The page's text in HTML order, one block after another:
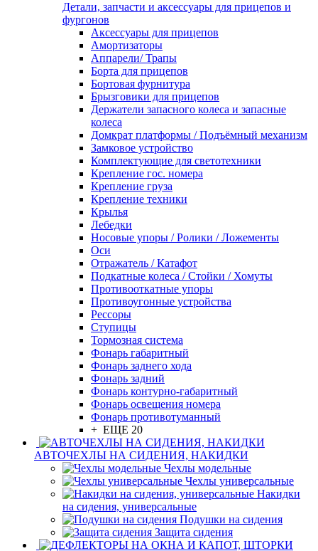
Детали, запчасти и аксессуары для прицепов и
фургонов
Аксессуары для прицепов
Амортизаторы
Аппарели/ Трапы
Борта для прицепов
Бортовая фурнитура
Брызговики для прицепов
Держатели запасного колеса и запасные
колеса
Домкрат платформы / Подъёмный механизм
Замковое устройство
Комплектующие для светотехники
Крепление гос. номера
Крепление груза
Крепление техники
Крылья
Лебедки
Носовые упоры / Ролики / Ложементы
Оси
Отражатель / Катафот
Подкатные колеса / Стойки / Хомуты
Противооткатные упоры
Противоугонные устройства
Рессоры
Ступицы
Тормозная система
Фонарь габаритный
Фонарь заднего хода
Фонарь задний
Фонарь контурно-габаритный
Фонарь освещения номера
Фонарь противотуманный
+ ЕЩЕ 20
АВТОЧЕХЛЫ НА СИДЕНИЯ, НАКИДКИ
Чехлы модельные
Чехлы универсальные
Накидки
на сидения, универсальные
Подушки на сидения
Защита сидения